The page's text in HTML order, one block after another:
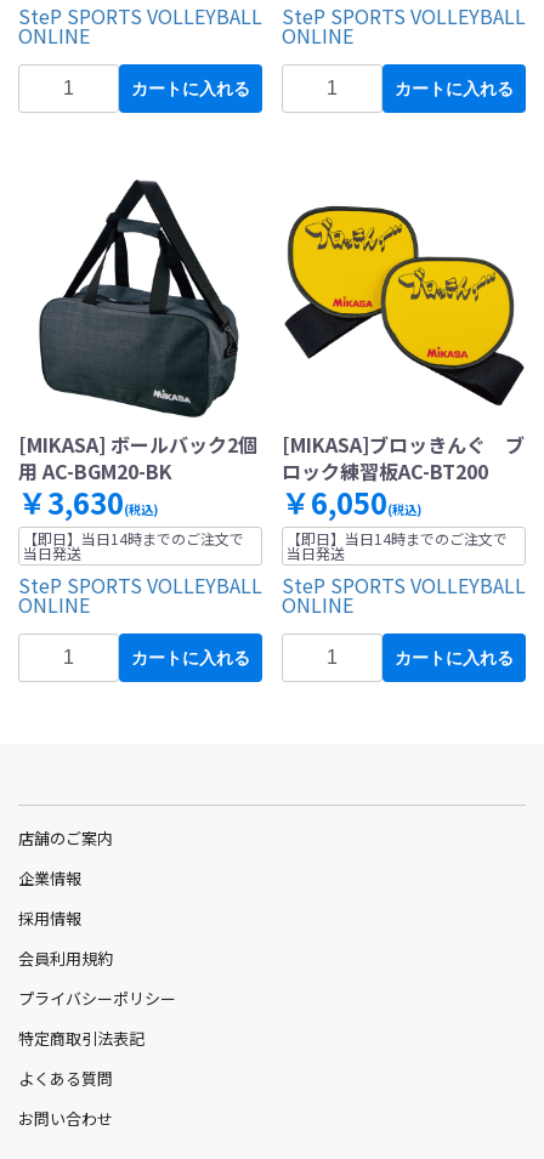
SteP SPORTS VOLLEYBALL
ONLINE
カートに入れる
SteP SPORTS VOLLEYBALL
ONLINE
カートに入れる
[MIKASA] ボールバック2個
用 AC-BGM20-BK
￥3,630(税込)
【即日】当日14時までのご注文で
当日発送
SteP SPORTS VOLLEYBALL
ONLINE
カートに入れる
[MIKASA]ブロッきんぐ ブ
ロック練習板AC-BT200
￥6,050(税込)
【即日】当日14時までのご注文で
当日発送
SteP SPORTS VOLLEYBALL
ONLINE
カートに入れる
店舗のご案内
企業情報
採用情報
会員利用規約
プライバシーポリシー
特定商取引法表記
よくある質問
お問い合わせ